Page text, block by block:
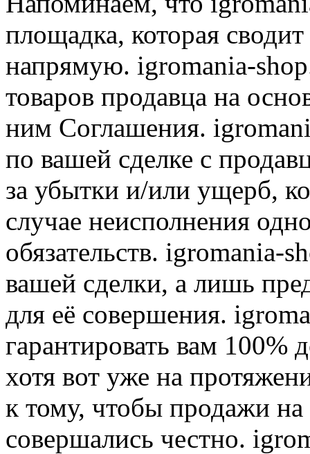
площадка, которая
напрямую. igromania-
товаров продавца на
ним Соглашения.
по вашей сделке с
за убытки и/или ущерб,
случае неисполнения
обязательств. igromania-
вашей сделки, а лишь
для её совершения.
гарантировать вам 100%
хотя вот уже на
к тому, чтобы продажи
совершались честно.